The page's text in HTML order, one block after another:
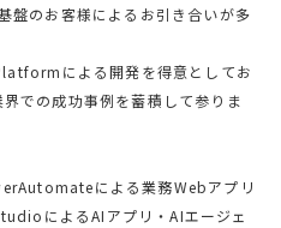
のお客様によるお引き合いが多
による開発を得意としてお
での成功事例を蓄積して参りま
による業務Webアプリ
によるAIアプリ・AIエージェ